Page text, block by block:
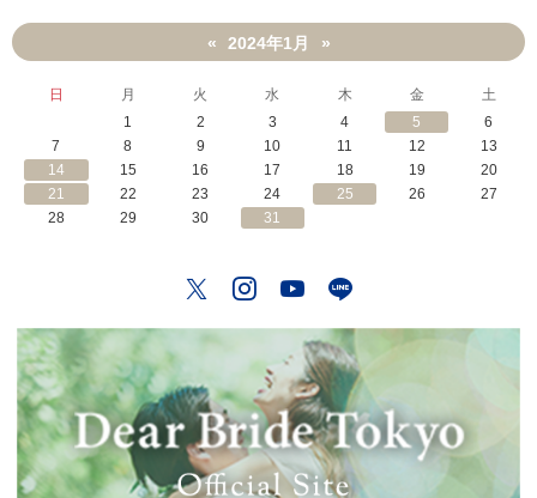
« 2024年1月 »
日 月 火 水 木 金
土
1
2 3 4 5
6
7
8 9 10 11 12
13
14
15 16 17 18 19
20
21
22 23 24 25 26
27
28
29 30 31
TwitterInstagram
YouTube